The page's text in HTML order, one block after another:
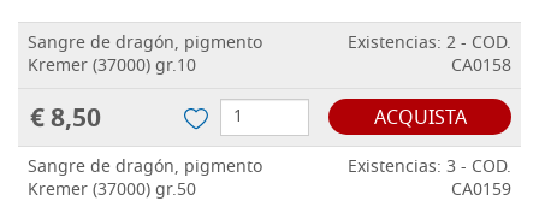
Sangre de dragón, pigmento
Kremer (37000) gr.10
Existencias: 2 - COD.
CA0158
€ 8,50 ACQUISTA
Sangre de dragón, pigmento
Kremer (37000) gr.50
Existencias: 3 - COD.
CA0159